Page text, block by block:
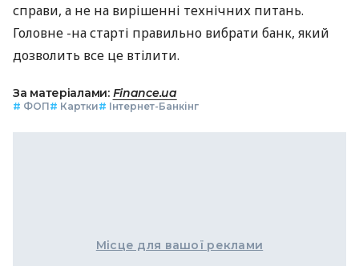
справи, а не на вирішенні технічних питань.
Головне -на старті правильно вибрати банк, який
дозволить все це втілити.
За матеріалами: Finance.ua
# ФОП# Картки# Інтернет-Банкінг
Місце для вашої реклами